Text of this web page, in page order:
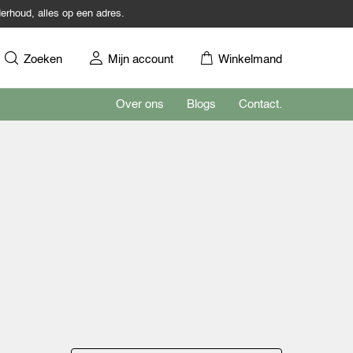
alles op een adres.
Zoeken Mijn account Winkelmand
Over ons Blogs Contact.